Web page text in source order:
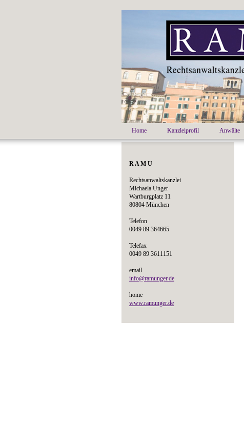
Home Kanzleiprofil Anwälte
R A M U
Rechtsanwaltskanzlei
Michaela Unger
Wartburgplatz 11
80804 München
Telefon
0049 89 364665
Telefax
0049 89 3611151
email
info@ramunger.de
home
www.ramunger.de